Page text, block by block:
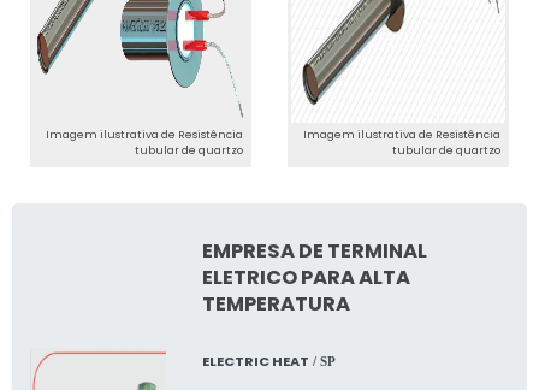
Imagem ilustrativa de Resistência
tubular de quartzo
Imagem ilustrativa de Resistência
tubular de quartzo
EMPRESA DE TERMINAL
ELETRICO PARA ALTA
TEMPERATURA
ELECTRIC HEAT / SP